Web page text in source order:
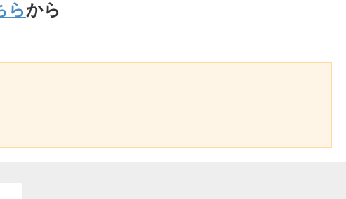
らから